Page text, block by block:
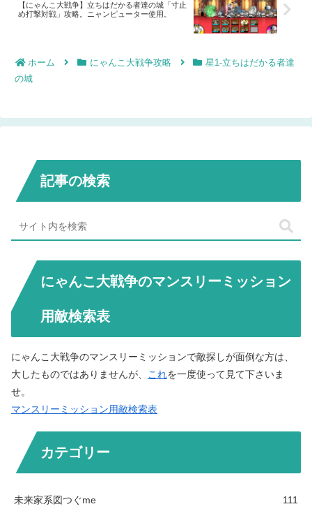
【にゃんこ大戦争】立ちはだかる者達の城「寸止
め打撃対戦」攻略。ニャンピューター使用。
ホーム にゃんこ大戦争攻略
星1-立ちはだかる者達
の城
記事の検索
にゃんこ大戦争のマンスリーミッション
用敵検索表
にゃんこ大戦争のマンスリーミッションで敵探しが面倒な方は、
大したものではありませんが、
これを一度使って見て下さいま
せ。
マンスリーミッション用敵検索表
カテゴリー
未来家系図つぐme 111